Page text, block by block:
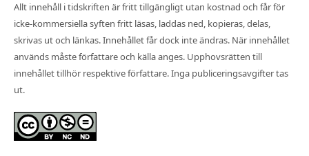
Allt innehåll i tidskriften är fritt tillgängligt utan kostnad och får för
icke-kommersiella syften fritt läsas, laddas ned, kopieras, delas,
skrivas ut och länkas. Innehållet får dock inte ändras. När innehållet
används måste författare och källa anges. Upphovsrätten till
innehållet tillhör respektive författare. Inga publiceringsavgifter tas
ut.